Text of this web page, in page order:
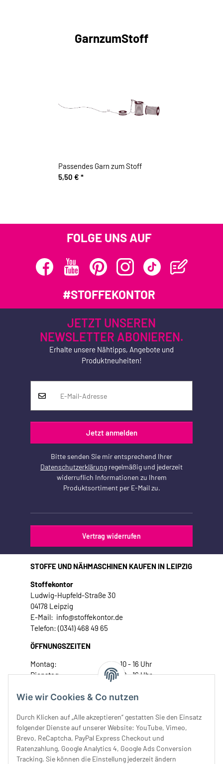
Wie wir Cookies & Co nutzen
Durch Klicken auf „Alle akzeptieren“ gestatten Sie den Einsatz
folgender Dienste auf unserer Website: YouTube, Vimeo,
Brevo, ReCaptcha, PayPal Express Checkout und
Ratenzahlung, Google Analytics 4, Google Ads Conversion
Tracking. Sie können die Einstellung jederzeit ändern
GarnzumStoff
Passendes Garn zum Stoff
5,50 € *
FOLGE UNS AUF
#STOFFEKONTOR
JETZT UNSEREN
NEWSLETTER ABONIEREN.
Erhalte unsere Nähtipps, Angebote und
Produktneuheiten!
Jetzt anmelden
Bitte senden Sie mir entsprechend Ihrer
Datenschutzerklärung regelmäßig und jederzeit
widerruflich Informationen zu Ihrem
Produktsortiment per E-Mail zu.
Vertrag widerrufen
STOFFE UND NÄHMASCHINEN KAUFEN IN LEIPZIG
Stoffekontor
Ludwig-Hupfeld-Straße 30
04178 Leipzig
E-Mail: info@stoffekontor.de
Telefon: (0341) 468 49 65
ÖFFNUNGSZEITEN
Montag:
10 - 16 Uhr
Dienstag:
10 - 16 Uhr
Donnerstag:
10 - 18 Uhr
Samstag:
10 - 14 Uhr
Unser Service